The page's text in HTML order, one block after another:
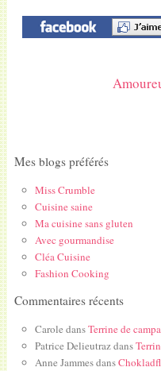
Mes blogs préférés
Miss Crumble
Cuisine saine
Ma cuisine sans gluten
Avec gourmandise
Cléa Cuisine
Fashion Cooking
Commentaires récents
Carole dansTerrine de
Patrice Delieutrazdans
Anne Jammesdans